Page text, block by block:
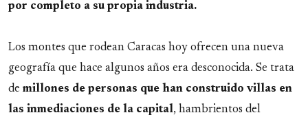
por completo a su propia industria.
Los montes que rodean Caracas hoy ofrecen una nueva
geografía que hace algunos años era desconocida. Se trata
de millones de personas que han construido villas en
las inmediaciones de la capital, hambrientos del